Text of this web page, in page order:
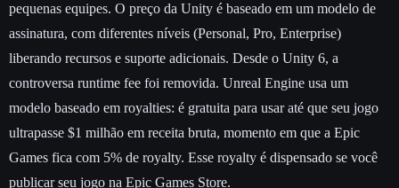
pequenas equipes. O preço da Unity é baseado em um modelo de
assinatura, com diferentes níveis (Personal, Pro, Enterprise)
liberando recursos e suporte adicionais. Desde o Unity 6, a
controversa runtime fee foi removida. Unreal Engine usa um
modelo baseado em royalties: é gratuita para usar até que seu jogo
ultrapasse $1 milhão em receita bruta, momento em que a Epic
Games fica com 5% de royalty. Esse royalty é dispensado se você
publicar seu jogo na Epic Games Store.